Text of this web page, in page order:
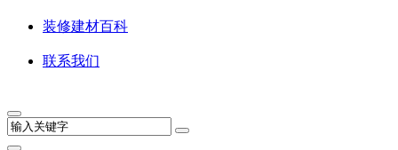
装修建材百科
联系我们